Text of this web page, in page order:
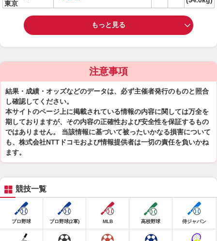
東京
もっと見る
注意事項
結果・成績・オッズなどのデータは、必ず主催者発行のものと照合
し確認してください。
本サイトのページ上に掲載されている情報の内容に関しては万全を
期しておりますが、その内容の正確性および安全性を保証するもの
ではありません。 当該情報に基づいて被ったいかなる損害について
も、株式会社NTTドコモおよび情報提供者は一切の責任を負いかね
ます。
競技一覧
プロ野球 プロ野球(2軍) MLB 高校野球 侍ジャパン